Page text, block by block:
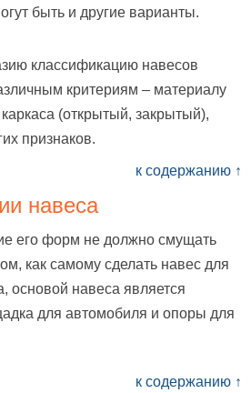
быть и другие варианты.
классификацию навесов
критериям – материалу
(открытый, закрытый),
признаков.
к содержанию ↑
навеса
его форм не должно смущать
как самому сделать навес для
основой навеса является
для автомобиля и опоры для
к содержанию ↑